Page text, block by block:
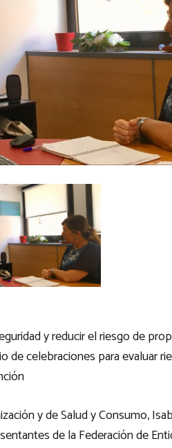
y reducir el riesgo de
de celebraciones para evaluar
y de Salud y Consumo,
de la Federación de